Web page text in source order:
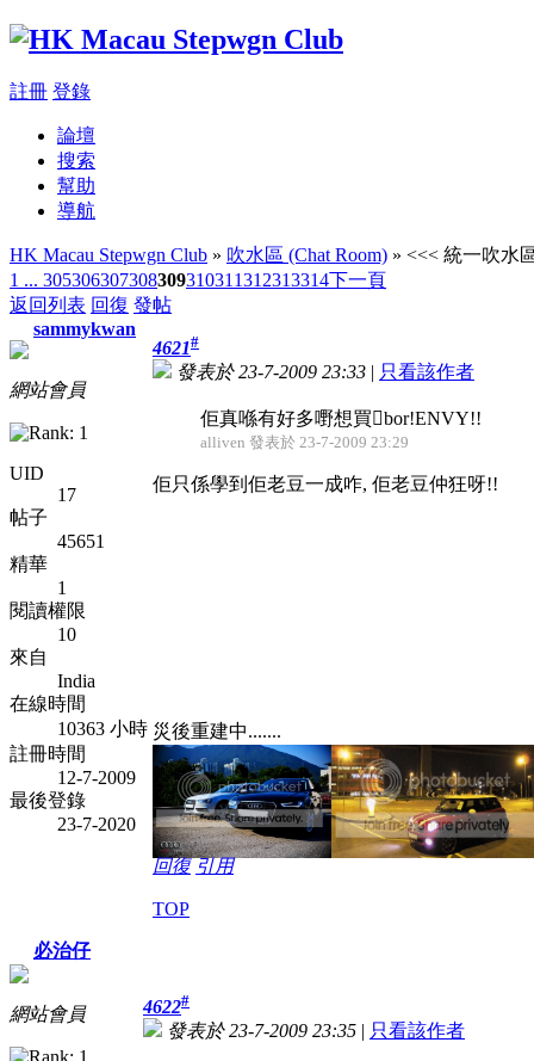
註冊 登錄
論壇
搜索
幫助
導航
HK Macau Stepwgn Club » 吹水區 (Chat Room) » <<< 統一吹水
1 ... 305306307308309310311312313314下一頁
返回列表 回復 發帖
sammykwan
網站會員
UID
17
帖子
45651
精華
1
閱讀權限
10
來自
India
在線時間
10363 小時
註冊時間
12-7-2009
最後登錄
23-7-2020
4621#
發表於 23-7-2009 23:33 | 只看該作者
佢真喺有好多嘢想買bor!ENVY!!
alliven 發表於 23-7-2009 23:29
佢只係學到佢老豆一成咋, 佢老豆仲狂呀!!
災後重建中.......
回復 引用
TOP
必治仔
網站會員 4622#
發表於 23-7-2009 23:35 | 只看該作者